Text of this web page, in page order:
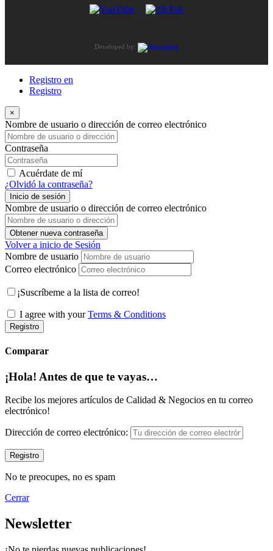
Developed by:
Registro en
Registro
×
Nombre de usuario o dirección de correo electrónico
Contraseña
Acuérdate de mí
¿Olvidó la contraseña?
Inicio de sesión
Nombre de usuario o dirección de correo electrónico
Obtener nueva contraseña
Volver a inicio de Sesión
Nombre de usuario
Correo electrónico
¡Suscríbeme a la lista de correo!
I agree with yourTerms & Conditions
Registro
Comparar
¡Hola! Antes de que te vayas…
Recibe los mejores artículos de Calidad & Negocios en tu correo
electrónico!
Dirección de correo electrónico:
No te preocupes, no es spam
Cerrar
Newsletter